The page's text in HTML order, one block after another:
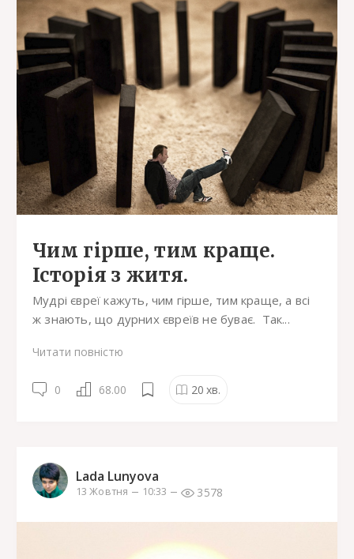
Чим гірше, тим краще.
Історія з житя.
Мудрі євреї кажуть, чим гірше, тим краще, а всі
ж знають, що дурних євреїв не буває. Так...
Читати повністю
0 68.00 20 хв.
Lada Lunyova
13 Жовтня 10:33 3578